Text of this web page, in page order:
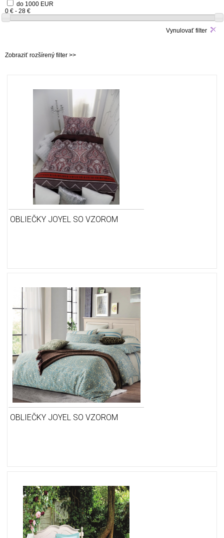
do 1000 EUR
0 € - 28 €
Vynulovať filter
Zobraziť rozšírený filter >>
OBLIEČKY JOYEL SO VZOROM
OBLIEČKY JOYEL SO VZOROM